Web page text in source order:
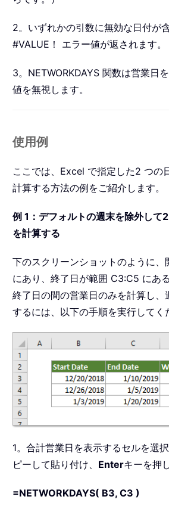
2。いずれかの引数に無効な日付が
#VALUE！ エラー値が返されます。
3。NETWORKDAYS 関数は営業日
値を無視します。
使用例
ここでは、Excel で指定した2 つの
計算する方法の例をご紹介します。
例 1：デフォルトの週末を除外して
を計算する
下のスクリーンショットのように、
にあり、終了日が範囲 C3:C5 にあ
終了日の間の営業日のみを計算し、
するには、以下の手順を実行してく
1。合計営業日を表示するセルを選
ピーして貼り付け、 Enterキーを押
=NETWORKDAYS( B3, C3 )